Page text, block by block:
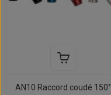
AN10 Raccord coudé 150°